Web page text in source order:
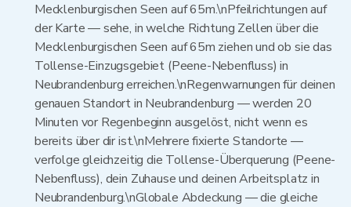
Mecklenburgischen Seen auf 65m.\nPfeilrichtungen auf
der Karte — sehe, in welche Richtung Zellen über die
Mecklenburgischen Seen auf 65m ziehen und ob sie das
Tollense-Einzugsgebiet (Peene-Nebenfluss) in
Neubrandenburg erreichen.\nRegenwarnungen für deinen
genauen Standort in Neubrandenburg — werden 20
Minuten vor Regenbeginn ausgelöst, nicht wenn es
bereits über dir ist.\nMehrere fixierte Standorte —
verfolge gleichzeitig die Tollense-Überquerung (Peene-
Nebenfluss), dein Zuhause und deinen Arbeitsplatz in
Neubrandenburg.\nGlobale Abdeckung — die gleiche